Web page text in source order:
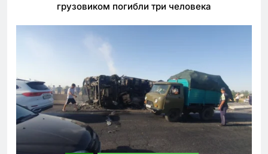
грузовиком погибли три человека